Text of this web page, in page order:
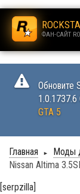
.
ФАН-САЙТ
.
Обновите
GTA 5
Главная ► Моды
Nissan Altima
[serpzilla]